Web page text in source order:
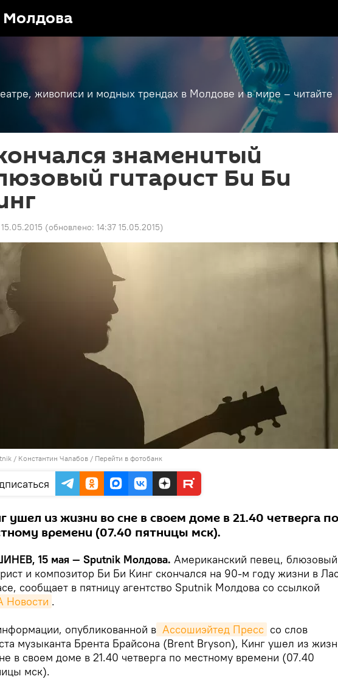
Молдова
живописи и модных трендах в Молдове и в мире – читайте
знаменитый
гитарист Би Би
(обновлено: 14:37 15.05.2015)
/ Константин Чалабов / Перейти в фотобанк
ушел из жизни во сне в своем доме в 21.40 четверга по
времени (07.40 пятницы мск).
15 мая — Sputnik Молдова. Американский певец, блюзовый
и композитор Би Би Кинг скончался на 90-м году жизни в
сообщает в пятницу агентство Sputnik Молдова со ссылкой
Новости .
опубликованной в Ассошиэйтед Пресс со слов
музыканта Брента Брайсона (Brent Bryson), Кинг ушел из
в своем доме в 21.40 четверга по местному времени (07.40
мск).